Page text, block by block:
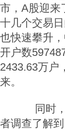
市，A股迎来
十几个交易
也快速攀升
开户数
2433.63万户
来。
同时，
者调查了解